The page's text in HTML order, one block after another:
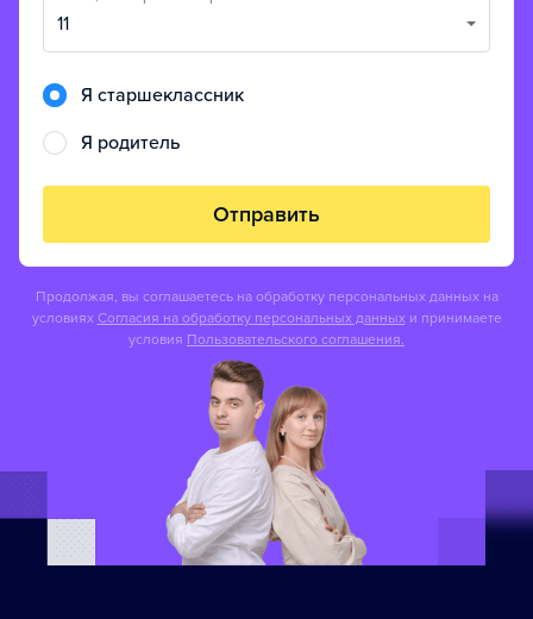
11
Я старшеклассник
Я родитель
Отправить
Продолжая, вы соглашаетесь на обработку персональных данных на
условиях Согласия на обработку персональных данных и принимаете
условия Пользовательского соглашения.